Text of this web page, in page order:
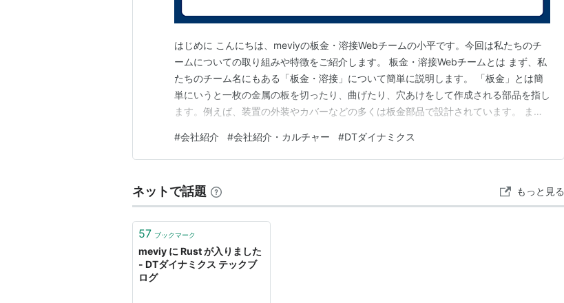
はじめに こんにちは、meviyの板金・溶接Webチームの小平です。今回は私たちのチ
ームについての取り組みや特徴をご紹介します。 板金・溶接Webチームとは まず、私
たちのチーム名にもある「板金・溶接」について簡単に説明します。 「板金」とは簡
単にいうと一枚の金属の板を切ったり、曲げたり、穴あけをして作成される部品を指し
ます。例えば、装置の外装やカバーなどの多くは板金部品で設計されています。 ま
ります。1枚の板からは製作できないような、複雑な形状の部品も製作できます。例え
ば、L字に曲げられた箇所に対して支えになる板を…
#会社紹介 #会社紹介・カルチャー #DTダイナミクス
ネットで話題 もっと見る
57 ブックマーク
meviy に Rust が入りました
- DTダイナミクス テックブ
ログ